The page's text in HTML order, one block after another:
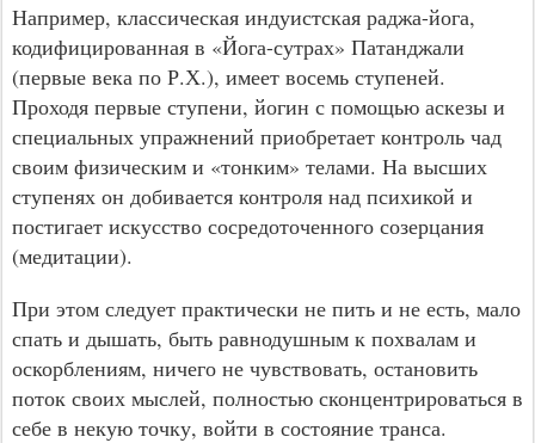
Например, классическая индуистская раджа-йога,
кодифицированная в «Йога-сутрах» Патанджали
(первые века по Р.Х.), имеет восемь ступеней.
Проходя первые ступени, йогин с помощью аскезы и
специальных упражнений приобретает контроль чад
своим физическим и «тонким» телами. На высших
ступенях он добивается контроля над психикой и
постигает искусство сосредоточенного созерцания
(медитации).
При этом следует практически не пить и не есть, мало
спать и дышать, быть равнодушным к похвалам и
оскорблениям, ничего не чувствовать, остановить
поток своих мыслей, полностью сконцентрироваться в
себе в некую точку, войти в состояние транса.